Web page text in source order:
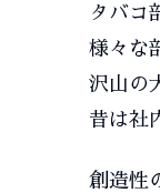
タバコ
様々な
沢山の
昔は社
創造性